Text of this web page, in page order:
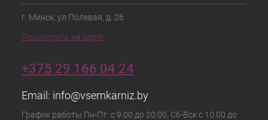
г. Минск, ул Полевая, д. 26
Посмотреть на карте
+375 29 166 04 24
Email: info@vsemkarniz.by
График работы Пн-Пт: с 9:00 до 20:00, Сб-Вск с 10.00 до